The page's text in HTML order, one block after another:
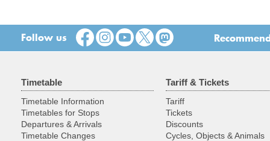
Follow us
Timetable
Timetable Information
Timetables for Stops
Departures & Arrivals
Timetable Changes
Tariff & Tickets
Tariff
Tickets
Discounts
Cycles, Objects & Animals